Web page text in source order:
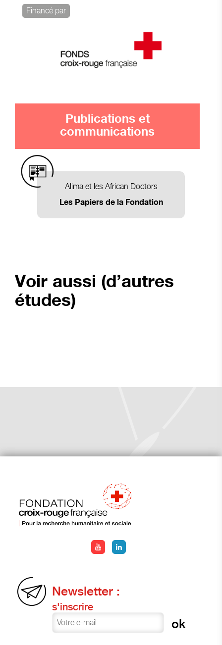
Financé par
Publications et
communications
Alima et les African Doctors
Les Papiers de la Fondation
Voir aussi (d’autres
études)
Newsletter :
s'inscrire